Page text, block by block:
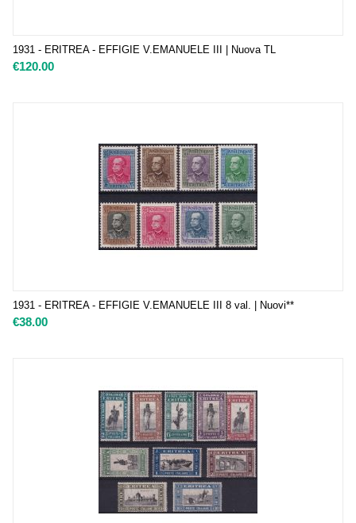
1931 - ERITREA - EFFIGIE V.EMANUELE III | Nuova TL
€120.00
1931 - ERITREA - EFFIGIE V.EMANUELE III 8 val. | Nuovi**
€38.00